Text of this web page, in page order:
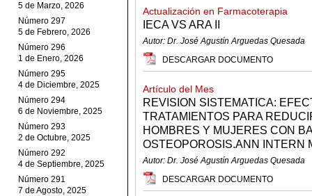
5 de Marzo, 2026
Número 297
5 de Febrero, 2026
Número 296
1 de Enero, 2026
Número 295
4 de Diciembre, 2025
Número 294
6 de Noviembre, 2025
Número 293
2 de Octubre, 2025
Número 292
4 de Septiembre, 2025
Número 291
7 de Agosto, 2025
Actualización en Farmacoterapia
IECA VS ARA II
Autor: Dr. José Agustín Arguedas Quesada
DESCARGAR DOCUMENTO
Artículo del Mes
REVISION SISTEMATICA:
TRATAMIENTOS PARA
HOMBRES Y MUJERES CON
OSTEOPOROSIS.ANN INTERN
Autor: Dr. José Agustín Arguedas Quesada
DESCARGAR DOCUMENTO